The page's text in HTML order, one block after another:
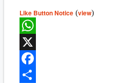
Like Button Notice (view)
WhatsApp
X
Facebook